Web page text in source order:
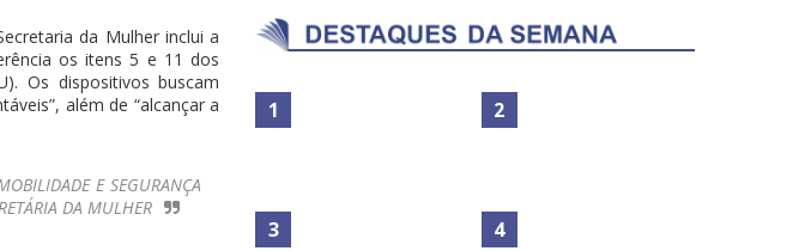
da Mulher inclui a
os itens 5 e 11 dos
Os dispositivos buscam
além de “alcançar a
E SEGURANÇA
DA MULHER